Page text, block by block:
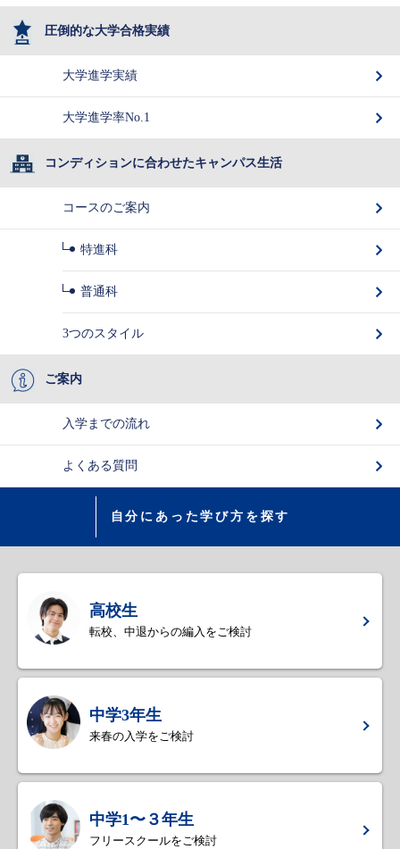
圧倒的な大学合格実績
大学進学実績
大学進学率No.1
コンディションに合わせたキャンパス生活
コースのご案内
特進科
普通科
3つのスタイル
ご案内
入学までの流れ
よくある質問
自分にあった学び方を探す
高校生
転校、中退からの編入をご検討
中学3年生
来春の入学をご検討
中学1〜３年生
フリースクールをご検討